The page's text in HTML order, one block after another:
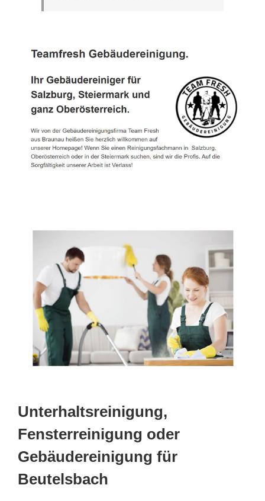
Unterhaltsreinigung,
Fensterreinigung oder
Gebäudereinigung für
Beutelsbach